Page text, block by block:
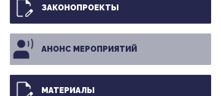
ЗАКОНОПРОЕКТЫ
АНОНС МЕРОПРИЯТИЙ
МАТЕРИАЛЫ